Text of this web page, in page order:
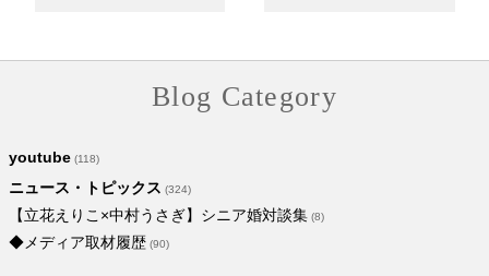
Blog Category
youtube (118)
ニュース・トピックス (324)
【立花えりこ×中村うさぎ】シニア婚対談集 (8)
◆メディア取材履歴 (90)